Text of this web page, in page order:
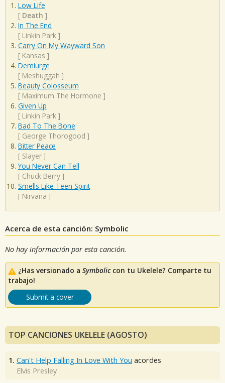
Low Life
[ Death ]
In The End
[ Linkin Park ]
Carry On My Wayward Son
[ Kansas ]
Demiurge
[ Meshuggah ]
Beauty Colosseum
[ Maximum The Hormone ]
Given Up
[ Linkin Park ]
Bad To The Bone
[ George Thorogood ]
Bitter Peace
[ Slayer ]
You Never Can Tell
[ Chuck Berry ]
Smells Like Teen Spirit
[ Nirvana ]
Acerca de esta canción: Symbolic
No hay información por esta canción.
¿Has versionado a Symboliccon tu Ukelele? Comparte tu
trabajo!
Submit a cover
TOP CANCIONES UKELELE (AGOSTO)
1. Can't Help Falling In Love With You acordes
Elvis Presley